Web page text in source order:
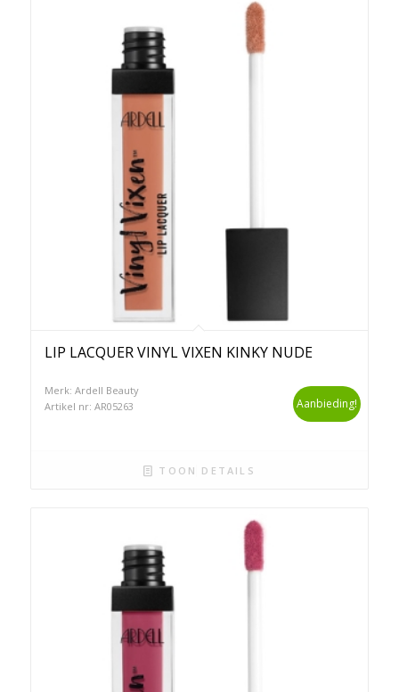
LIP LACQUER VINYL VIXEN KINKY NUDE
Merk: Ardell Beauty
Artikel nr: AR05263
Aanbieding!
TOON DETAILS